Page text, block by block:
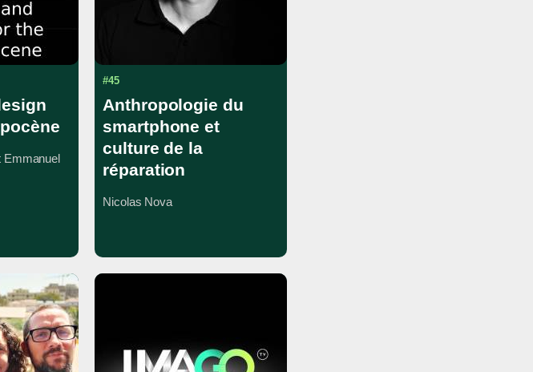
Emmanuel
#45
Anthropologie du
smartphone et
culture de la
réparation
Nicolas Nova